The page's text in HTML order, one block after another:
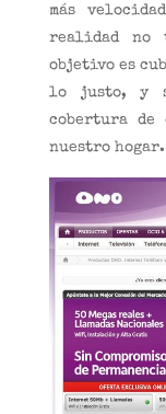
más
realidad no
objetivo es
lo justo, y
cobertura de
nuestro hogar.